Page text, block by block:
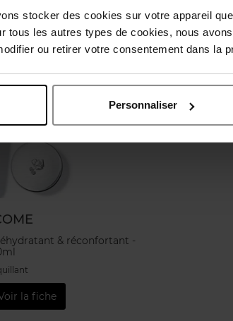
stocker des cookies sur votre appareil
tous les autres types de cookies, nous
ou retirer votre consentement dans la
Personnaliser
& réconfortant -
la fiche